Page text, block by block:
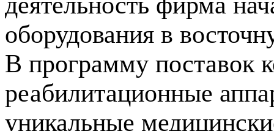
оборудования в
В программу поставок
реабилитационные
уникальные